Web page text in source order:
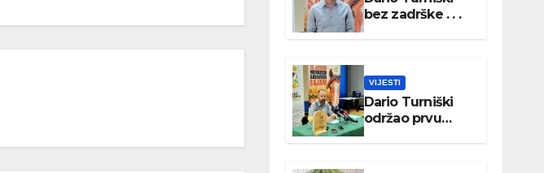
bez zadrške . . .
VIJESTI
Dario Turniški
održao prvu
konferenciju za